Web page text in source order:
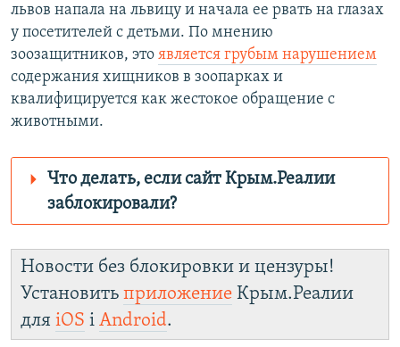
львов напала на львицу и начала ее рвать на глазах
у посетителей с детьми. По мнению
зоозащитников, это является грубым нарушением
содержания хищников в зоопарках и
квалифицируется как жестокое обращение с
животными.
Что делать, если сайт Крым.Реалии
заблокировали?
Крым.Реалии
зеркального
сайта: https://d1gydayz2w70yv.cloudfront.net/
Новости без блокировки и цензуры!
Установить приложение Крым.Реалии
для iOS і Android.